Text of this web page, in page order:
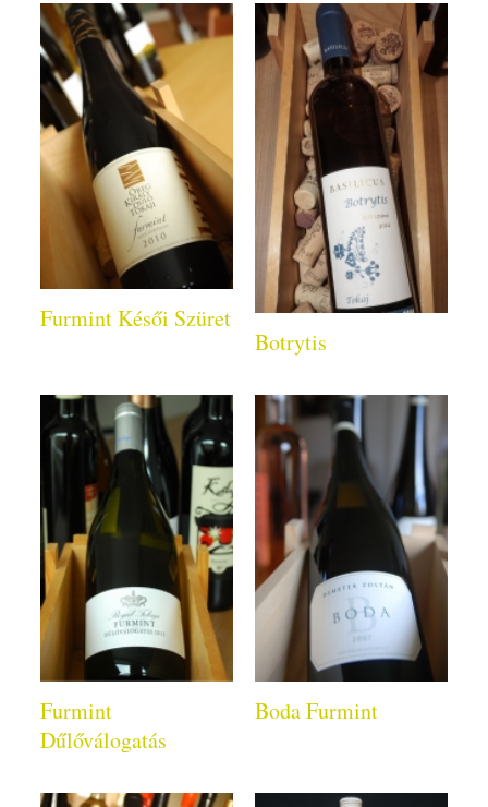
Furmint Késői Szüret
Botrytis
Furmint
Dűlőválogatás
Boda Furmint